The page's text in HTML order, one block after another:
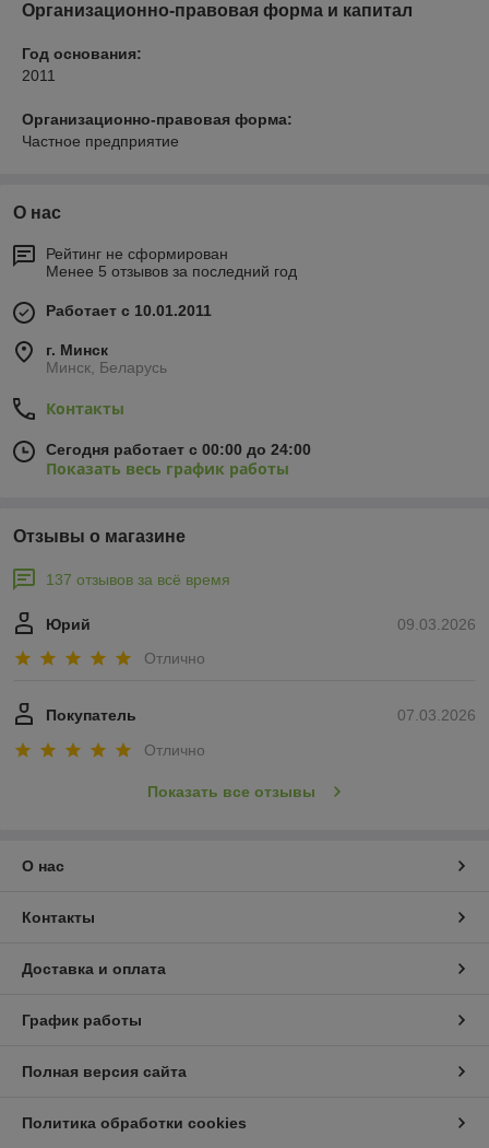
Организационно-правовая форма и капитал
Год основания:
2011
Организационно-правовая форма:
Частное предприятие
О нас
Рейтинг не сформирован
Менее 5 отзывов за последний год
Работает с 10.01.2011
г. Минск
Минск, Беларусь
Контакты
Сегодня работает с 00:00 до 24:00
Показать весь график работы
Отзывы о магазине
137 отзывов за всё время
09.03.2026
Юрий
Отлично
07.03.2026
Покупатель
Отлично
Показать все отзывы
О нас
Контакты
Доставка и оплата
График работы
Полная версия сайта
Политика обработки cookies